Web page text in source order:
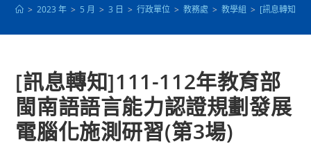
> 2023 年 > 5 月 > 3 日 > 行政單位 > 教務處 > 教學組 > [訊息轉知
[訊息轉知]111-112年教育部
閩南語語言能力認證規劃發展
電腦化施測研習(第3場)